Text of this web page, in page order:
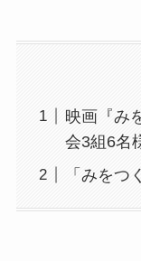
映画『み
会3組6名
「みをつ